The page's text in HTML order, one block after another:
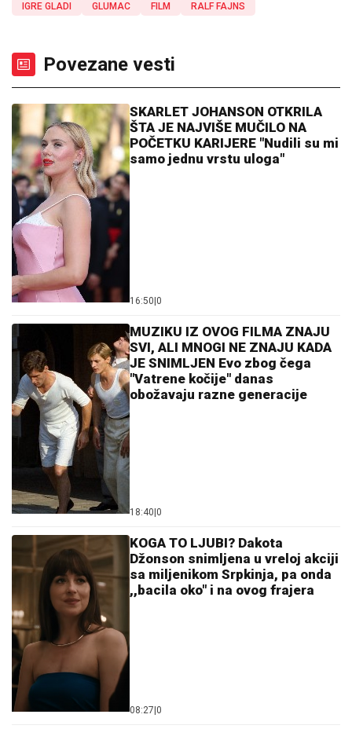
IGRE GLADI GLUMAC FILM RALF FAJNS
Povezane vesti
SKARLET JOHANSON OTKRILA
ŠTA JE NAJVIŠE MUČILO NA
POČETKU KARIJERE "Nudili su mi
samo jednu vrstu uloga"
16:50 0
MUZIKU IZ OVOG FILMA ZNAJU
SVI, ALI MNOGI NE ZNAJU KADA
JE SNIMLJEN Evo zbog čega
"Vatrene kočije" danas
obožavaju razne generacije
18:40 0
KOGA TO LJUBI? Dakota
Džonson snimljena u vreloj akciji
sa miljenikom Srpkinja, pa onda
,,bacila oko" i na ovog frajera
08:27 0